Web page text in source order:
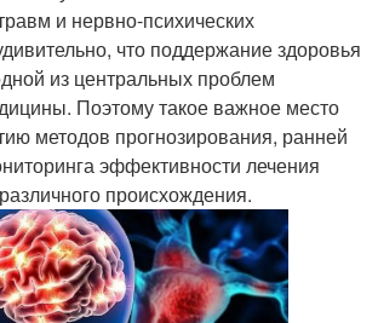
и нервно-психических
что поддержание здоровья
из центральных проблем
Поэтому такое важное место
методов прогнозирования, ранней
эффективности лечения
происхождения.